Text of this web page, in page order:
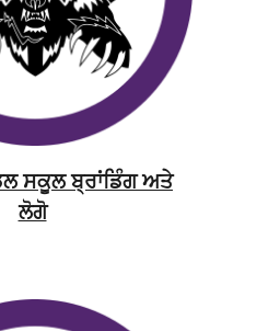
ਸਕੂਲ ਬ੍ਰਾਂਡਿੰਗ ਅਤੇ
ਲੋਗੋ